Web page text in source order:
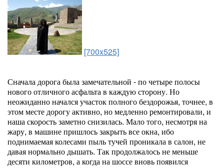
[700x525]
Сначала дорога была замечательной - по четыре полосы
нового отличного асфальта в каждую сторону. Но
неожиданно начался участок полного бездорожья, точнее, в
этом месте дорогу активно, но медленно ремонтировали, и
наша скорость заметно снизилась. Мало того, несмотря на
жару, в машине пришлось закрыть все окна, ибо
поднимаемая колесами пыль тучей проникала в салон, не
давая нормально дышать. Так продолжалось не меньше
десяти километров, а когда на шоссе вновь появился